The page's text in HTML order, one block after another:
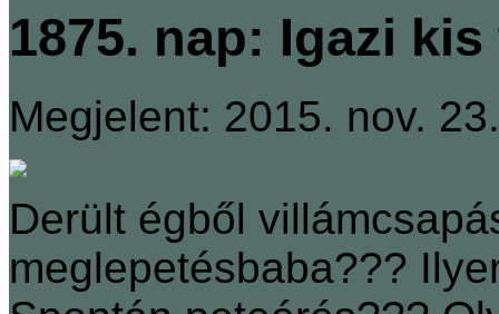
1875. nap: Igazi
Megjelent: 2015. nov. 23.
Derült égből
meglepetésbaba???